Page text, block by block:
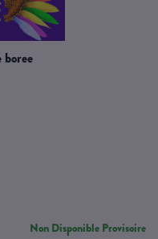
boree
Non Disponible Provisoire